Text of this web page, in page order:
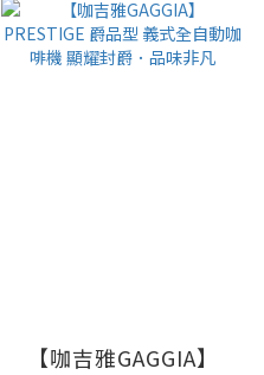
【咖吉雅GAGGIA】